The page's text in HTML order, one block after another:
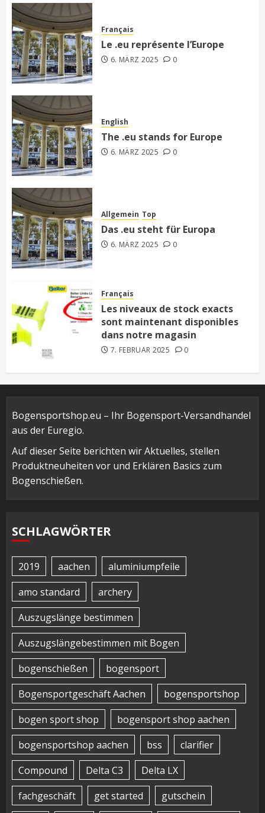
Français
Le .eu représente l’Europe
6. MÄRZ 2025 0
English
The .eu stands for Europe
6. MÄRZ 2025 0
Allgemein Top
Das .eu steht für Europa
6. MÄRZ 2025 0
Français
Les niveaux de stock exacts
sont maintenant disponibles
dans notre magasin
7. FEBRUAR 2025 0
Bogensportshop.eu – Ihr Bogensport-Versandhandel
aus der Euregio.
Auf dieser Seite berichten wir Aktuelles, stellen
Produktneuheiten vor und Erklären Basics zum
Bogenschießen.
SCHLAGWÖRTER
2019 aachen
aluminiumpfeile
amo standard
archery
Auszugslänge bestimmen
Auszugslängebestimmen mit Bogen
bogenschießen
bogensport
Bogensportgeschäft Aachen
bogensportshop
bogen sport shop
bogensport shop aachen
bogensportshop aachen
bss
clarifier
Compound
Delta C3
Delta LX
fachgeschäft
get started
gutschein